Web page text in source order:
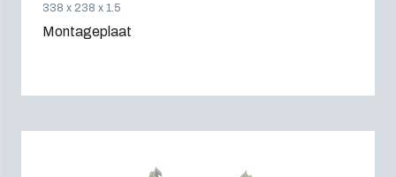
338 x 238 x 1.5
Montageplaat